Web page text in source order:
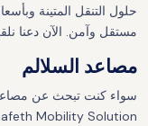
حلول التنقل المتينة
مستقل وآمن. الآن دعنا
مصاعد السلالم
سواء كنت تبحث عن مصاعد